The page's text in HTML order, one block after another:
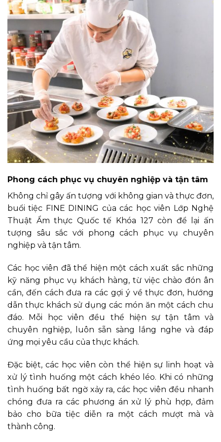
Phong cách phục vụ chuyên nghiệp và tận tâm
Không chỉ gây ấn tượng với không gian và thực đơn,
buổi tiệc FINE DINING của các học viên Lớp Nghệ
Thuật Ẩm thực Quốc tế Khóa 127 còn để lại ấn
tượng sâu sắc với phong cách phục vụ chuyên
nghiệp và tận tâm.
Các học viên đã thể hiện một cách xuất sắc những
kỹ năng phục vụ khách hàng, từ việc chào đón ân
cần, đến cách đưa ra các gợi ý về thực đơn, hướng
dẫn thực khách sử dụng các món ăn một cách chu
đáo. Mỗi học viên đều thể hiện sự tận tâm và
chuyên nghiệp, luôn sẵn sàng lắng nghe và đáp
ứng mọi yêu cầu của thực khách.
Đặc biệt, các học viên còn thể hiện sự linh hoạt và
xử lý tình huống một cách khéo léo. Khi có những
tình huống bất ngờ xảy ra, các học viên đều nhanh
chóng đưa ra các phương án xử lý phù hợp, đảm
bảo cho bữa tiệc diễn ra một cách mượt mà và
thành công.